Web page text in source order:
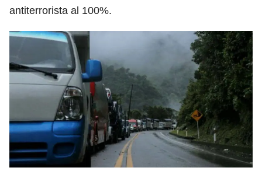
antiterrorista al 100%.